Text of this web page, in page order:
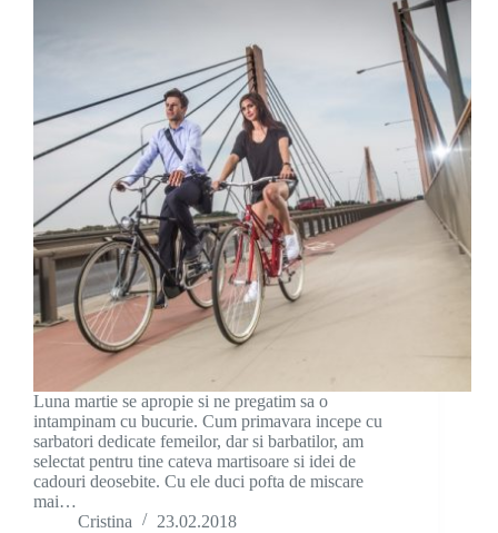
Luna martie se apropie si ne pregatim sa o
intampinam cu bucurie. Cum primavara incepe cu
sarbatori dedicate femeilor, dar si barbatilor, am
selectat pentru tine cateva martisoare si idei de
cadouri deosebite. Cu ele duci pofta de miscare
mai…
Cristina
23.02.2018